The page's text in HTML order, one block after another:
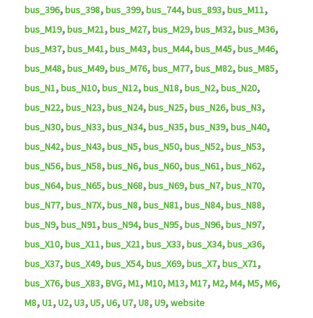
bus_396,bus_398,bus_399,bus_744,bus_893,bus_M11,
bus_M19,bus_M21,bus_M27,bus_M29,bus_M32,bus_M36,
bus_M37,bus_M41,bus_M43,bus_M44,bus_M45,bus_M46,
bus_M48,bus_M49,bus_M76,bus_M77,bus_M82,bus_M85,
bus_N1,bus_N10,bus_N12,bus_N18,bus_N2,bus_N20,
bus_N22,bus_N23,bus_N24,bus_N25,bus_N26,bus_N3,
bus_N30,bus_N33,bus_N34,bus_N35,bus_N39,bus_N40,
bus_N42,bus_N43,bus_N5,bus_N50,bus_N52,bus_N53,
bus_N56,bus_N58,bus_N6,bus_N60,bus_N61,bus_N62,
bus_N64,bus_N65,bus_N68,bus_N69,bus_N7,bus_N70,
bus_N77,bus_N7X,bus_N8,bus_N81,bus_N84,bus_N88,
bus_N9,bus_N91,bus_N94,bus_N95,bus_N96,bus_N97,
bus_X10,bus_X11,bus_X21,bus_X33,bus_X34,bus_x36,
bus_X37,bus_X49,bus_X54,bus_X69,bus_X7,bus_X71,
bus_X76,bus_X83,BVG,M1,M10,M13,M17,M2,M4,M5,M6,
M8,U1,U2,U3,U5,U6,U7,U8,U9,website